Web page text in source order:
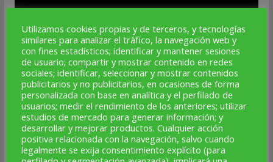
Utilizamos cookies propias y de terceros, y tecnologías
similares para analizar el tráfico, la navegación web y
con fines estadísticos; identificar y mantener sesiones
de usuario; compartir y mostrar contenido en redes
sociales; identificar, seleccionar y mostrar contenidos
publicitarios y no publicitarios, en ocasiones de forma
personalizada con base en analítica y el perfilado de
usuarios; medir el rendimiento de los anteriores; utilizar
estudios de mercado para generar información; y
desarrollar y mejorar productos. Cualquier acción
positiva relacionada con la navegación, salvo cuando
legalmente se exija consentimiento explícito (para